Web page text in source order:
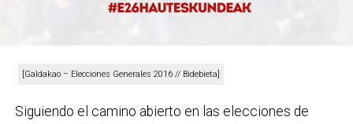
[Galdakao – Elecciones Generales 2016 // Bidebieta]
Siguiendo el camino abierto en las elecciones de